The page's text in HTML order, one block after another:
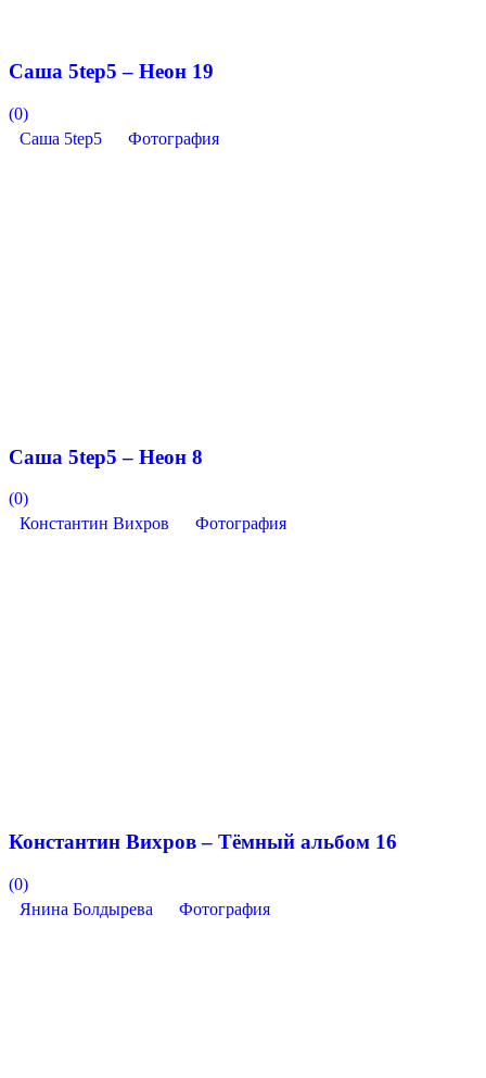
Саша 5tep5 – Неон 19
(0)
Саша 5tep5
Фотография
Саша 5tep5 – Неон 8
(0)
Константин Вихров
Фотография
Константин Вихров – Тёмный альбом 16
(0)
Янина Болдырева
Фотография